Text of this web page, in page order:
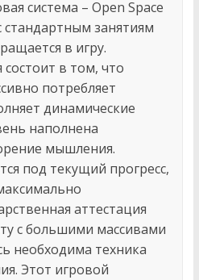
система – Open Space
стандартным занятиям
в игру.
в том, что
потребляет
динамические
наполнена
мышления.
под текущий прогресс,
аттестация
с большими массивами
необходима техника
Этот игровой